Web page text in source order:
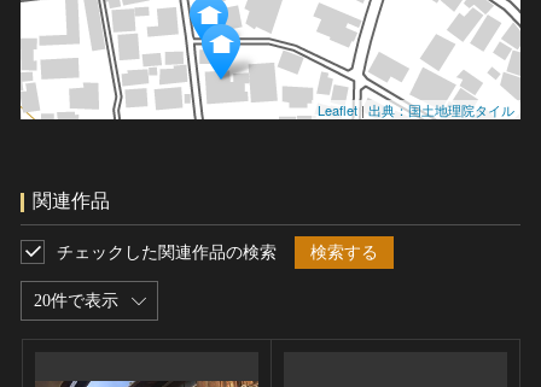
Leaflet | 出典：国土地理院タイル
関連作品
20件で表示
チェックした関連作品の検索 検索する